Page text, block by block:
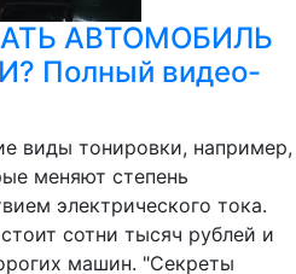
АВТОМОБИЛЬ
Полный видео-
виды тонировки, например,
меняют степень
электрического тока.
сотни тысяч рублей и
машин. "Секреты